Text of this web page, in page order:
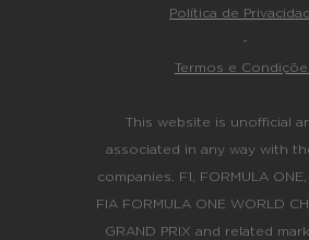
Política de
-
Termos e
This website is unofficial
associated in any way with
companies. F1, FORMULA ONE,
FIA FORMULA ONE WORLD
GRAND PRIX and related